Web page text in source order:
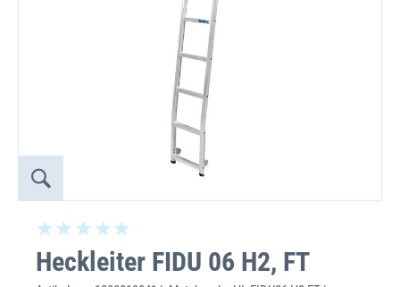
Heckleiter FIDU 06 H2, FT